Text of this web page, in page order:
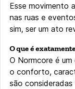
Esse movimento
nas ruas e
sim, ser um ato
O que é
O Normcore é
o conforto,
são consideradas